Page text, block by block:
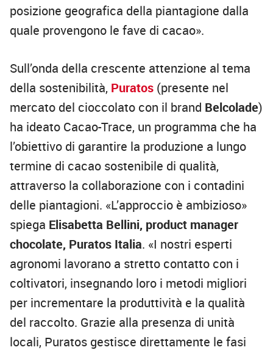
posizione geografica della piantagione dalla
quale provengono le fave di cacao».
Sull’onda della crescente attenzione al tema
della sostenibilità, Puratos (presente nel
mercato del cioccolato con il brand Belcolade)
ha ideato Cacao-Trace, un programma che ha
l’obiettivo di garantire la produzione a lungo
termine di cacao sostenibile di qualità,
attraverso la collaborazione con i contadini
delle piantagioni. «L’approccio è ambizioso»
spiega Elisabetta Bellini, product manager
chocolate, Puratos Italia. «I nostri esperti
agronomi lavorano a stretto contatto con i
coltivatori, insegnando loro i metodi migliori
per incrementare la produttività e la qualità
del raccolto. Grazie alla presenza di unità
locali, Puratos gestisce direttamente le fasi